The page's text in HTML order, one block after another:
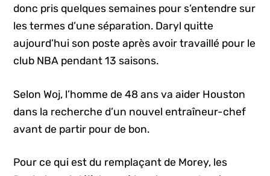
donc pris quelques semaines pour s’entendre sur
les termes d’une séparation. Daryl quitte
aujourd’hui son poste après avoir travaillé pour le
club NBA pendant 13 saisons.
Selon Woj, l’homme de 48 ans va aider Houston
dans la recherche d’un nouvel entraîneur-chef
avant de partir pour de bon.
Pour ce qui est du remplaçant de Morey, les